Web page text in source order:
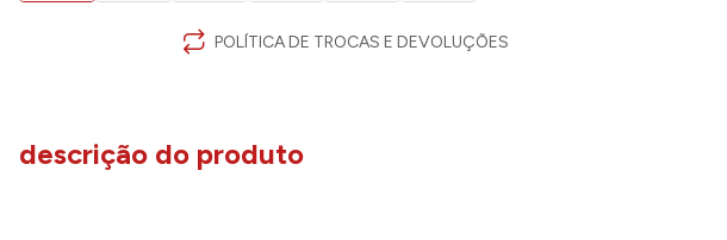
POLÍTICA DE TROCAS E DEVOLUÇÕES
descrição do produto